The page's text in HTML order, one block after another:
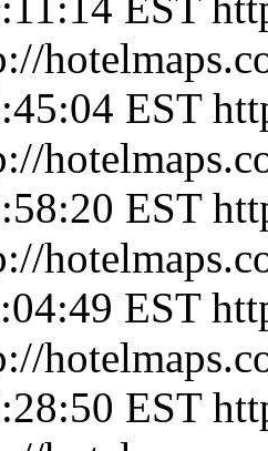
EST
EST
EST
EST